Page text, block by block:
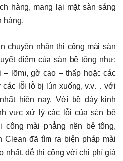
hàng, mang lại mặt sàn sáng
hàng.
chuyên nhận thi công mài sàn
điểm của sàn bê tông như:
– lõm), gờ cao – thấp hoặc các
các lỗi lỗ bị lún xuống, v.v… với
hiện nay. Với bề dày kinh
vực xử lý các lỗi của sàn bê
công mài phẳng nền bê tông,
Clean đã tìm ra biện pháp mài
nhất, dễ thi công với chi phí giá